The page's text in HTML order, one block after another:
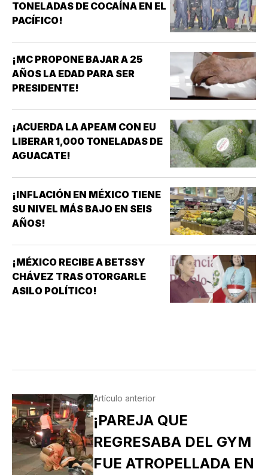
TONELADAS DE COCAÍNA EN EL
PACÍFICO!
¡MC PROPONE BAJAR A 25
AÑOS LA EDAD PARA SER
PRESIDENTE!
¡ACUERDA LA APEAM CON EU
LIBERAR 1,000 TONELADAS DE
AGUACATE!
¡INFLACIÓN EN MÉXICO TIENE
SU NIVEL MÁS BAJO EN SEIS
AÑOS!
¡MÉXICO RECIBE A BETSSY
CHÁVEZ TRAS OTORGARLE
ASILO POLÍTICO!
Artículo anterior
¡PAREJA QUE
REGRESABA DEL GYM
FUE ATROPELLADA EN